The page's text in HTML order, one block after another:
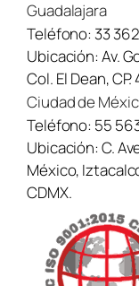
Guadalajara
Teléfono:33
Ubicación:Av.
Col. El Dean,
Ciudad de
Teléfono: 55
Ubicación:C.
México,
CDMX.